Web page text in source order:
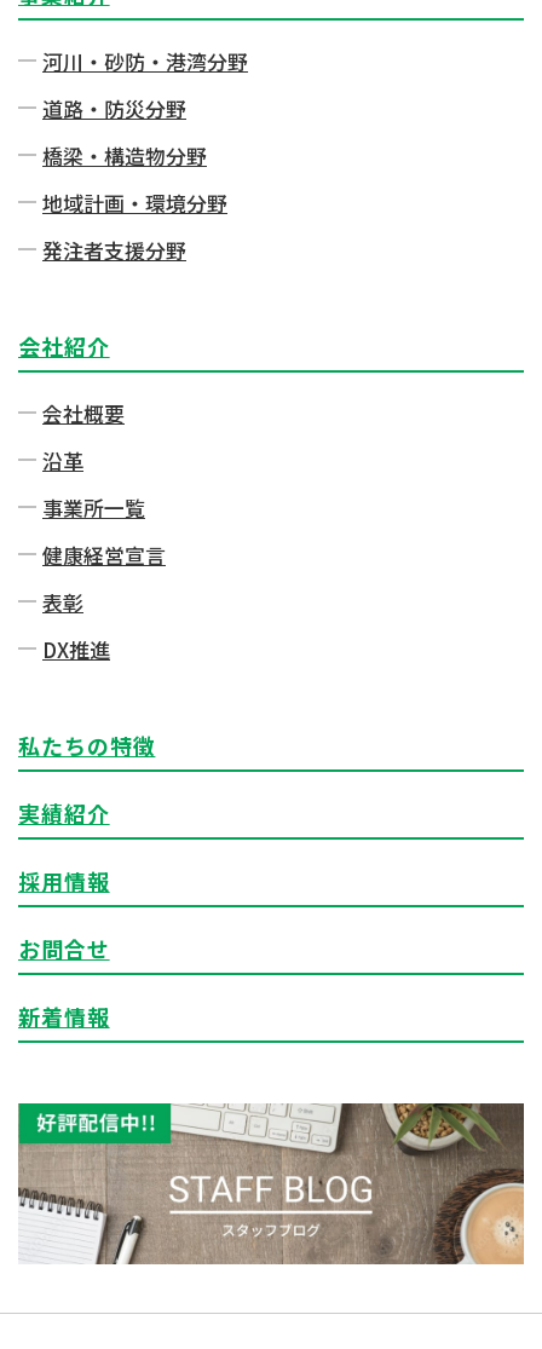
河川・砂防・港湾分野
道路・防災分野
橋梁・構造物分野
地域計画・環境分野
発注者⽀援分野
会社紹介
会社概要
沿革
事業所一覧
健康経営宣言
表彰
DX推進
私たちの特徴
実績紹介
採用情報
お問合せ
新着情報